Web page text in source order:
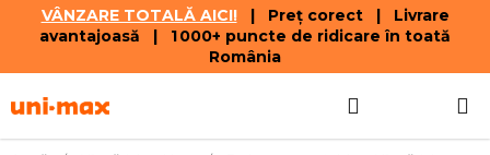
VÂNZARE TOTALĂ AICI!| Preț corect | Livrare
avantajoasă | 1 000+ puncte de ridicare în toată
România
la
DE